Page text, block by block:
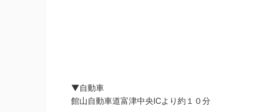
▼自動車
館山自動車道富津中央ICより約１０分